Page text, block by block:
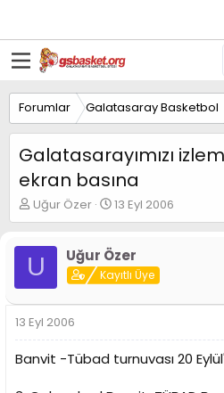
Forumlar Galatasaray Basketbol
Galatasarayımızı
ekran basına
K
o
u
y
B
a
ş
a
Uğur Özer
B
a
l
a
n
g
a
13 Eyl 2006
U Uğur Özer
Kayıtlı Üye
13 Eyl 2006
Banvit -Tübad turnuvası 20